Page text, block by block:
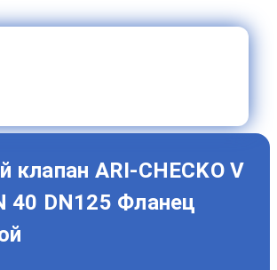
клапан ARI-CHECKO V
40 DN125 Фланец